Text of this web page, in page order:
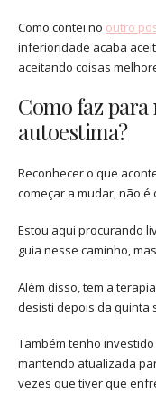
Como contei no outro
inferioridade acaba
aceitando coisas
Como faz
autoestima?
Reconhecer o que
começar a mudar, não é
Estou aqui procurando
guia nesse caminho,
Além disso, tem a
desisti depois da quinta
Também tenho
mantendo atualizada
vezes que tiver que